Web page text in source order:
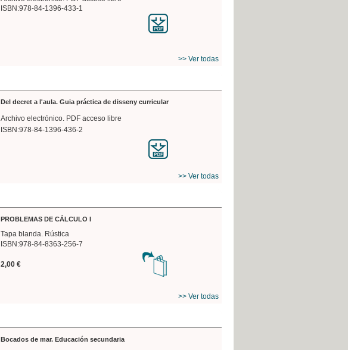
ISBN:978-84-1396-433-1
>> Ver todas
Del decret a l'aula. Guia práctica de disseny curricular
Archivo electrónico. PDF acceso libre
ISBN:978-84-1396-436-2
>> Ver todas
PROBLEMAS DE CÁLCULO I
Tapa blanda. Rústica
ISBN:978-84-8363-256-7
2,00 €
>> Ver todas
Bocados de mar. Educación secundaria